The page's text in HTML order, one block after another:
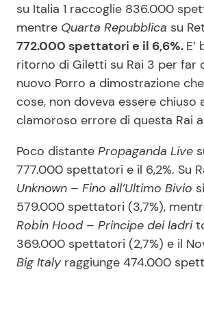
su Italia 1 raccoglie 836.000
mentre Quarta Repubblica su
772.000 spettatori e il 6,6%.
ritorno di Giletti su Rai 3 per far
nuovo Porro a dimostrazione
cose, non doveva essere chiuso
clamoroso errore di questa Rai
Poco distante Propaganda Live
777.000 spettatori e il 6,2%. Su
Unknown – Fino all’Ultimo Bivio
579.000 spettatori (3,7%),
Robin Hood – Principe dei ladri
369.000 spettatori (2,7%) e il
Big Italyraggiunge 474.000